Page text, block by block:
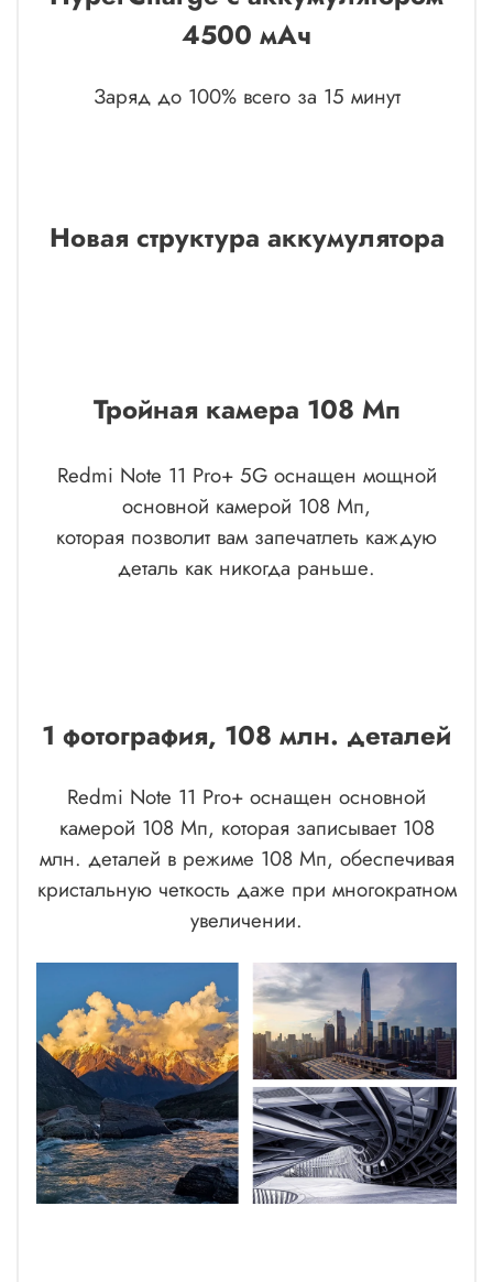
4500 мАч
Заряд до 100% всего за 15 минут
Новая структура аккумулятора
Тройная камера 108 Мп
Redmi Note 11 Pro+ 5G оснащен мощной
основной камерой 108 Мп,
которая позволит вам запечатлеть каждую
деталь как никогда раньше.
1 фотография, 108 млн. деталей
Redmi Note 11 Pro+ оснащен основной
камерой 108 Мп, которая записывает 108
млн. деталей в режиме 108 Мп, обеспечивая
кристальную четкость даже при многократном
увеличении.